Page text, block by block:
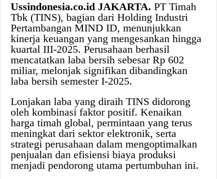
Ussindonesia.co.id JAKARTA. PT Timah
Tbk (TINS), bagian dari Holding Industri
Pertambangan MIND ID, menunjukkan
kinerja keuangan yang mengesankan hingga
kuartal III-2025. Perusahaan berhasil
mencatatkan laba bersih sebesar Rp 602
miliar, melonjak signifikan dibandingkan
laba bersih semester I-2025.
Lonjakan laba yang diraih TINS didorong
oleh kombinasi faktor positif. Kenaikan
harga timah global, permintaan yang terus
meningkat dari sektor elektronik, serta
strategi perusahaan dalam mengoptimalkan
penjualan dan efisiensi biaya produksi
menjadi pendorong utama pertumbuhan ini.